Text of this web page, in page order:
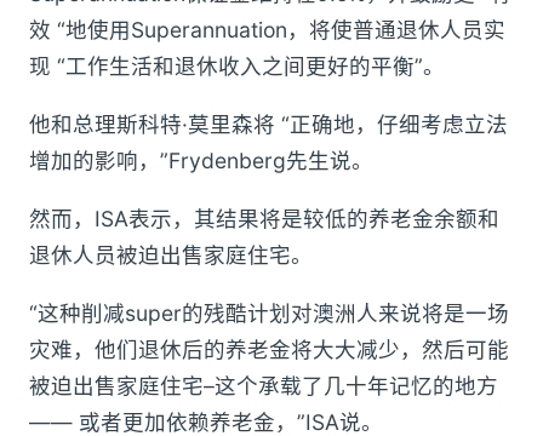
效 “地使用Superannuation，将使普通退休人员实
现 “工作生活和退休收入之间更好的平衡”。
他和总理斯科特·莫里森将 “正确地，仔细考虑立法
增加的影响，”Frydenberg先生说。
然而，ISA表示，其结果将是较低的养老金余额和
退休人员被迫出售家庭住宅。
“这种削减super的残酷计划对澳洲人来说将是一场
灾难，他们退休后的养老金将大大减少，然后可能
被迫出售家庭住宅–这个承载了几十年记忆的地方
—— 或者更加依赖养老金，”ISA说。